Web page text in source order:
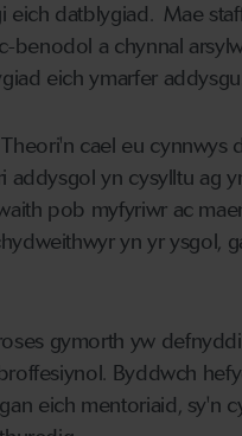
datblygiad. Mae
benodol a chynnal
eich ymarfer
cael eu
addysgol yn cysylltu ag
pob myfyriwr ac
yn yr ysgol,
gymorth yw
Byddwch
eich mentoriaid, sy'n